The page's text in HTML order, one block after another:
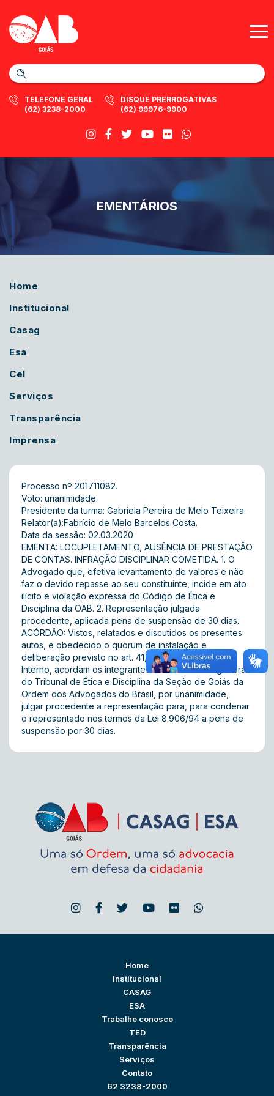
TELEFONE GERAL
(62) 3238-2000
DISQUE PRERROGATIVAS
(62) 99976-9900
EMENTÁRIOS
Home
Institucional
Casag
Esa
Cel
Serviços
Transparência
Imprensa
Processo nº 201711082.
Voto: unanimidade.
Presidente da turma: Gabriela Pereira de Melo Teixeira.
Relator(a):Fabrício de Melo Barcelos Costa.
Data da sessão: 02.03.2020
EMENTA: LOCUPLETAMENTO, AUSÊNCIA DE PRESTAÇÃO
DE CONTAS. INFRAÇÃO DISCIPLINAR COMETIDA. 1. O
Advogado que, efetiva levantamento de valores e não
faz o devido repasse ao seu constituinte, incide em ato
ilícito e violação expressa do Código de Ética e
Disciplina da OAB. 2. Representação julgada
procedente, aplicada pena de suspensão de 30 dias.
ACÓRDÃO: Vistos, relatados e discutidos os presentes
autos, e obedecido o quorum de instalação e
deliberação previsto no art. 41, § 2º, do Regimento
Interno, acordam os integrantes da 7ª Turma Julgadora
do Tribunal de Ética e Disciplina da Seção de Goiás da
Ordem dos Advogados do Brasil, por unanimidade,
julgar procedente a representação para, para condenar
o representado nos termos da Lei 8.906/94 a pena de
suspensão por 30 dias.
Home
Institucional
CASAG
ESA
Trabalhe conosco
TED
Transparência
Serviços
Contato
62 3238-2000